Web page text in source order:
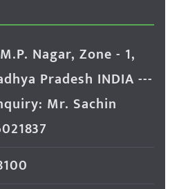
Nagar, Zone - 1,
Pradesh INDIA ---
Mr. Sachin